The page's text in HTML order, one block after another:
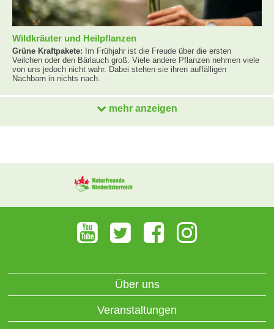
Wildkräuter und Heilpflanzen
Grüne Kraftpakete: Im Frühjahr ist die Freude über die ersten
Veilchen oder den Bärlauch groß. Viele andere Pflanzen nehmen viele
von uns jedoch nicht wahr. Dabei stehen sie ihren auffälligen
Nachbarn in nichts nach.
mehr anzeigen
Über uns
Veranstaltungen